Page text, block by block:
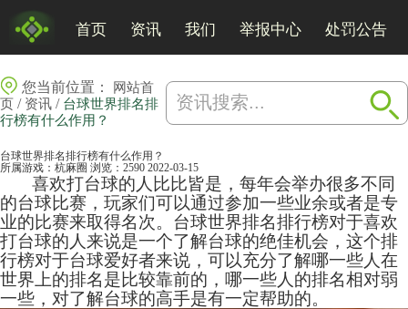
首页 资讯 我们 举报中心 处罚公告
您当前位置：
网站首
页 / 资讯 / 台球世界排名排
行榜有什么作用？
台球世界排名排行榜有什么作用？
所属游戏： 杭麻圈 浏览：2590 2022-03-15
喜欢打台球的人比比皆是，每年会举办很多不同
的台球比赛，玩家们可以通过参加一些业余或者是专
业的比赛来取得名次。台球世界排名排行榜对于喜欢
打台球的人来说是一个了解台球的绝佳机会，这个排
行榜对于台球爱好者来说，可以充分了解哪一些人在
世界上的排名是比较靠前的，哪一些人的排名相对弱
一些，对了解台球的高手是有一定帮助的。